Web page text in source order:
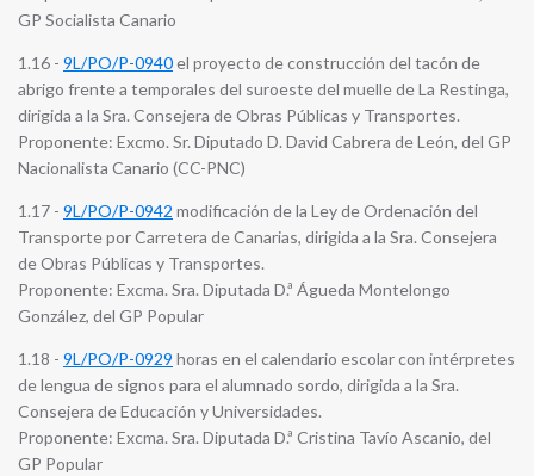
GP Socialista Canario
1.16 - 9L/PO/P-0940el proyecto de construcción del tacón de
abrigo frente a temporales del suroeste del muelle de La Restinga,
dirigida a la Sra. Consejera de Obras Públicas y Transportes.
Proponente: Excmo. Sr. Diputado D. David Cabrera de León, del GP
Nacionalista Canario (CC-PNC)
1.17 - 9L/PO/P-0942 modificación de la Ley de Ordenación del
Transporte por Carretera de Canarias, dirigida a la Sra. Consejera
de Obras Públicas y Transportes.
Proponente: Excma. Sra. Diputada D.ª Águeda Montelongo
González, del GP Popular
1.18 - 9L/PO/P-0929 horas en el calendario escolar con intérpretes
de lengua de signos para el alumnado sordo, dirigida a la Sra.
Consejera de Educación y Universidades.
Proponente: Excma. Sra. Diputada D.ª Cristina Tavío Ascanio, del
GP Popular